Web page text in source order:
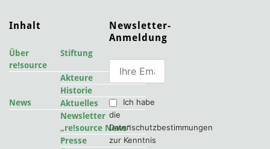
Inhalt
Über
re!source
Stiftung
Akteure
Historie
News
Aktuelles
Newsletter
„re!source News“
Presse
Newsletter-
Anmeldung
Ich habe
die
Datenschutzbestimmungen
zur Kenntnis